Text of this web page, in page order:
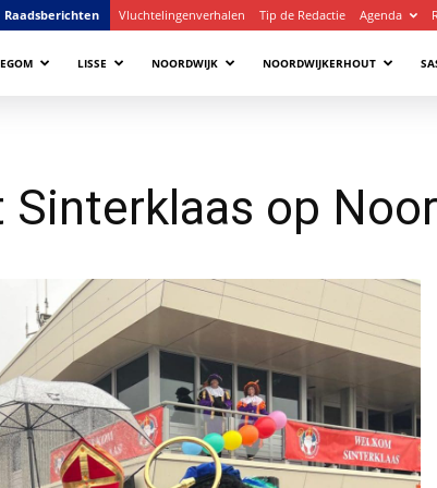
Raadsberichten Vluchtelingenverhalen Tip de Redactie Agenda
LISSE NOORDWIJK NOORDWIJKERHOUT
op